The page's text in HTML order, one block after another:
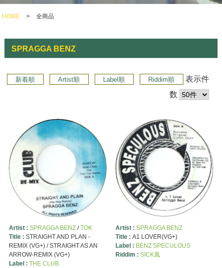
HOME > 全商品
SPRAGGA BENZ
新着順 Artist順 Label順 Riddim順
表示件
数
Artist : SPRAGGA BENZ/TOK
Title : STRAIGHT AND PLAN -
REMIX (VG+) / STRAIGHT AS AN
ARROW-REMIX (VG+)
Label : THE CLUB
Artist : SPRAGGA BENZ
Title : A1 LOVER(VG+)
Label : BENZ SPECULOUS
Riddim : SICK風